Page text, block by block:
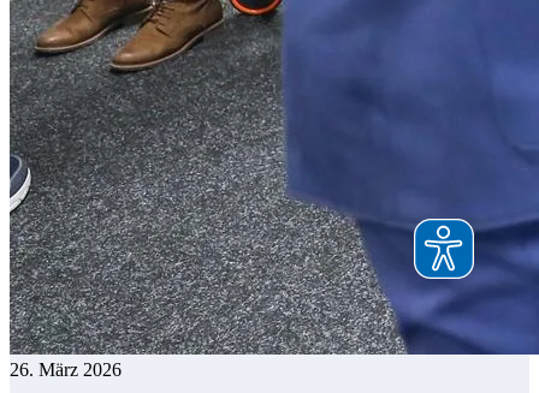
26. März 2026